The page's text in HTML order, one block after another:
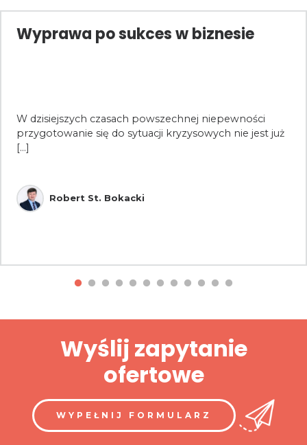
Wyprawa po sukces w biznesie
W dzisiejszych czasach powszechnej niepewności
przygotowanie się do sytuacji kryzysowych nie jest już
[...]
Robert St. Bokacki
Wyślij zapytanie
ofertowe
WYPEŁNIJ FORMULARZ